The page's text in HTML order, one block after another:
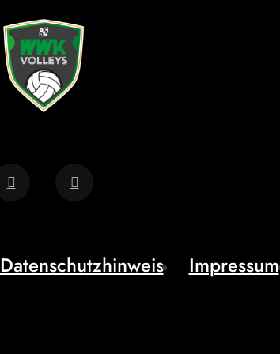
Datenschutzhinweis Impressum